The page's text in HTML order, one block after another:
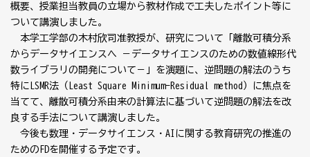
概要、授業担当教員の立場から教材作成で工夫したポイント等に
ついて講演しました。
本学工学部の木村欣司准教授が、研究について「離散可積分系
からデータサイエンスへ －データサイエンスのための数値線形代
数ライブラリの開発について－」を演題に、逆問題の解法のうち
特にLSMR法（Least Square Minimum-Residual method）に焦点を
当てて、離散可積分系由来の計算法に基づいて逆問題の解法を改
良する手法について講演しました。
今後も数理・データサイエンス・AIに関する教育研究の推進の
ためのFDを開催する予定です。